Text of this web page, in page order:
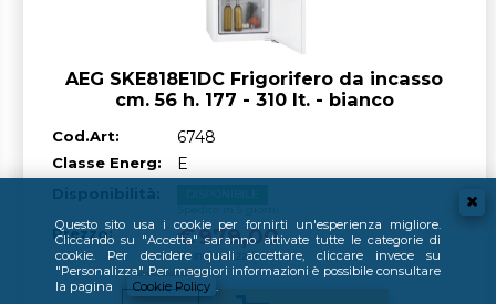
Questo sito usa i cookie per fornirti un'esperienza migliore.
Cliccando su "Accetta" saranno attivate tutte le categorie di
cookie. Per decidere quali accettare, cliccare invece su
"Personalizza". Per maggiori informazioni è possibile consultare
la pagina
Cookie Policy .
AEG SKE818E1DC Frigorifero da incasso
cm. 56 h. 177 - 310 lt. - bianco
Cod.Art: 6748
Classe Energ: E
Prezzo: €979,00
Iva inclusa (22%)